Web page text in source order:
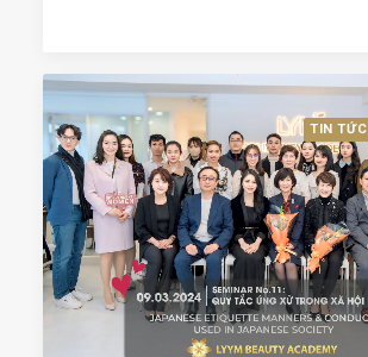
TIN TỨC